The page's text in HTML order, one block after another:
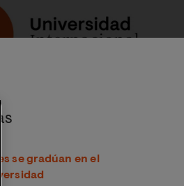
Máster y Grado
se gradúan en el